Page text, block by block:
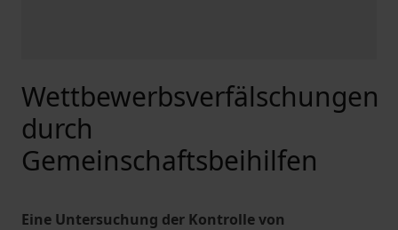
Wettbewerbsverfälschungen
durch
Gemeinschaftsbeihilfen
Eine Untersuchung der Kontrolle von